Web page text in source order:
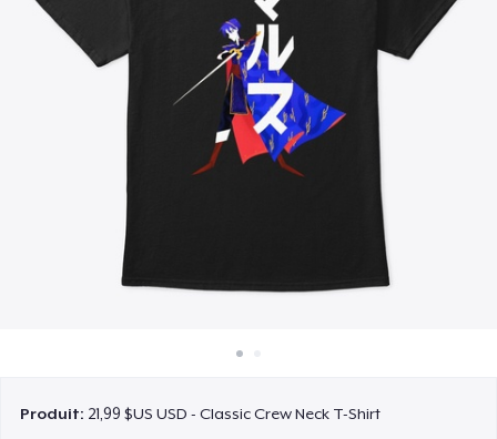
Vendez partout
Vendre n'importe quoi
Produit: 21,99 $US USD - Classic Crew Neck T-Shirt